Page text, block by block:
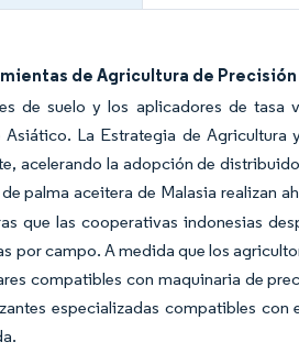
de Agricultura de Precisión
de suelo y los aplicadores de
La Estrategia de
acelerando la adopción de
palma aceitera de Malasia realizan
que las cooperativas indonesias
por campo. A medida que los
compatibles con maquinaria de
especializadas compatibles